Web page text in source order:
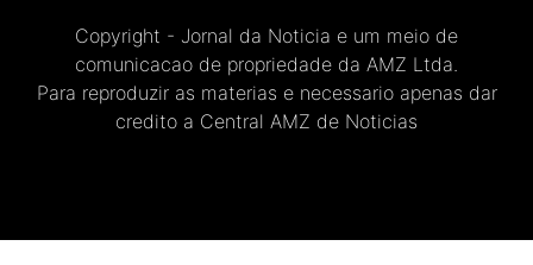
Copyright - Jornal da Noticia e um meio de
comunicacao de propriedade da AMZ Ltda.
Para reproduzir as materias e necessario apenas dar
credito a Central AMZ de Noticias